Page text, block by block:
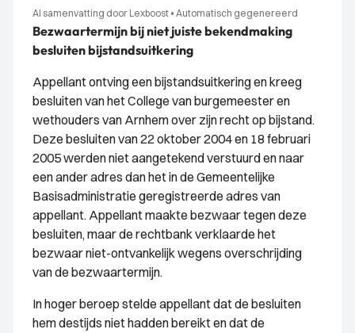
AI samenvatting door Lexboost • Automatisch gegenereerd
Bezwaartermijn bij niet juiste bekendmaking
besluiten bijstandsuitkering
Appellant ontving een bijstandsuitkering en kreeg
besluiten van het College van burgemeester en
wethouders van Arnhem over zijn recht op bijstand.
Deze besluiten van 22 oktober 2004 en 18 februari
2005 werden niet aangetekend verstuurd en naar
een ander adres dan het in de Gemeentelijke
Basisadministratie geregistreerde adres van
appellant. Appellant maakte bezwaar tegen deze
besluiten, maar de rechtbank verklaarde het
bezwaar niet-ontvankelijk wegens overschrijding
van de bezwaartermijn.
In hoger beroep stelde appellant dat de besluiten
hem destijds niet hadden bereikt en dat de